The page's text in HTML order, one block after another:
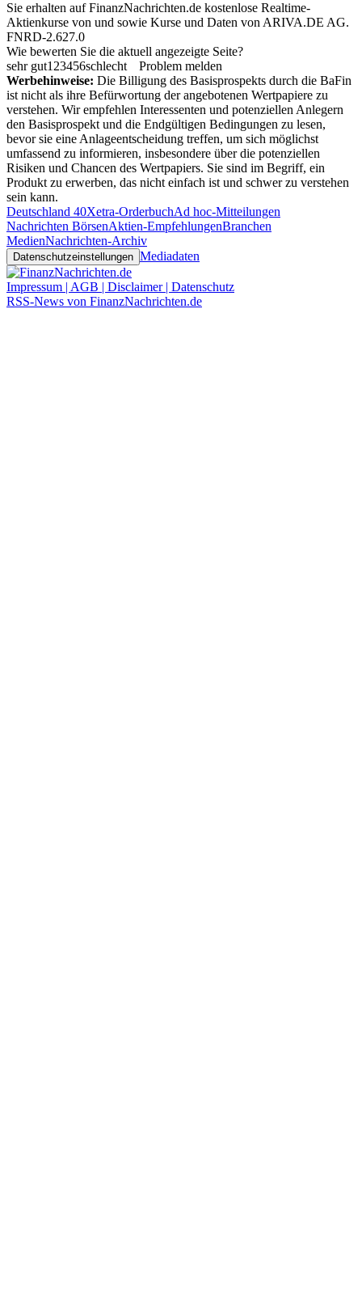
Sie erhalten auf FinanzNachrichten.de kostenlose Realtime-
Aktienkurse von und sowie Kurse und Daten von ARIVA.DE AG.
FNRD-2.627.0
Wie bewerten Sie die aktuell angezeigte Seite?
sehr gut1 23456schlecht
Problem melden
Werbehinweise: Die Billigung des Basisprospekts durch die BaFin
ist nicht als ihre Befürwortung der angebotenen Wertpapiere zu
verstehen. Wir empfehlen Interessenten und potenziellen Anlegern
den Basisprospekt und die Endgültigen Bedingungen zu lesen,
bevor sie eine Anlageentscheidung treffen, um sich möglichst
umfassend zu informieren, insbesondere über die potenziellen
Risiken und Chancen des Wertpapiers. Sie sind im Begriff, ein
Produkt zu erwerben, das nicht einfach ist und schwer zu verstehen
sein kann.
Deutschland 40Xetra-OrderbuchAd hoc-Mitteilungen
Nachrichten BörsenAktien-EmpfehlungenBranchen
MedienNachrichten-Archiv
Datenschutzeinstellungen Mediadaten
Impressum | AGB | Disclaimer | Datenschutz
RSS-News von FinanzNachrichten.de